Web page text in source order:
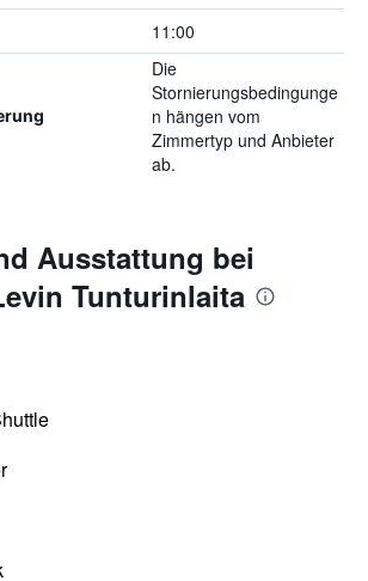
11:00
Die
Stornierungsbedingunge
n hängen vom
Zimmertyp und Anbieter
ab.
Ausstattung bei
Tunturinlaita